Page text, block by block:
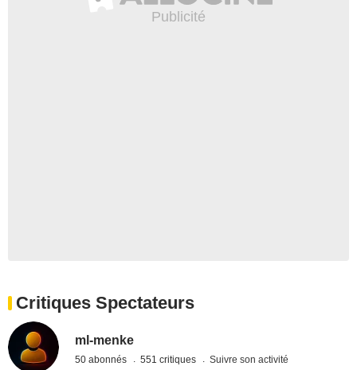
Critiques Spectateurs
ml-menke
50 abonnés 551 critiques Suivre son activité